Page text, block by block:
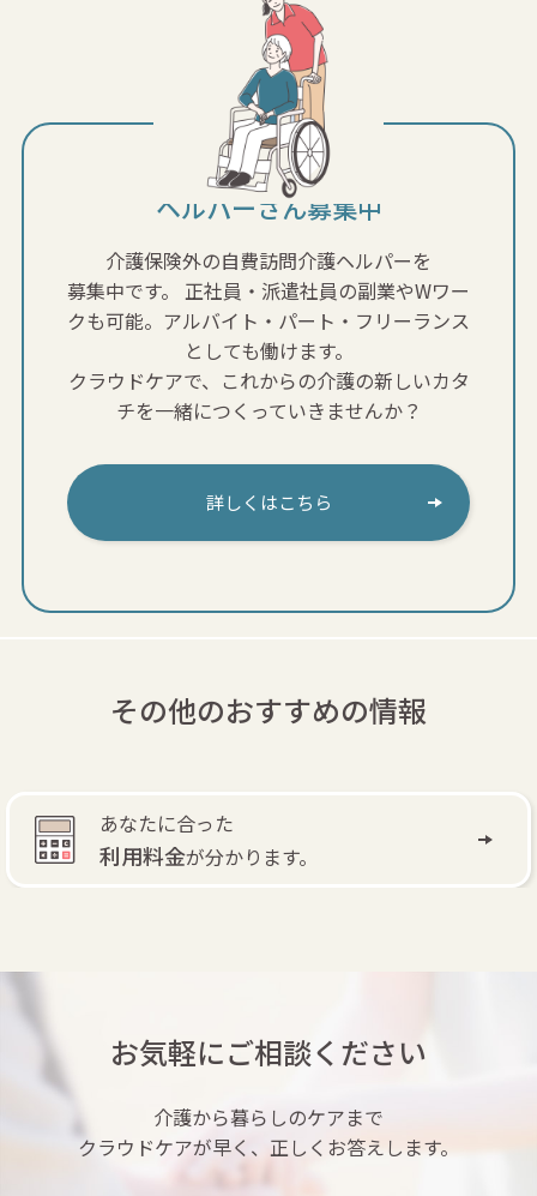
ヘルパーさん募集中
介護保険外の自費訪問介護ヘルパーを
募集中です。
正社員・派遣社員の副業やWワー
クも可能。アルバイト・パート・フリーランス
としても働けます。
クラウドケアで、これからの介護の新しいカタ
チを一緒につくっていきませんか？
詳しくはこちら
その他のおすすめの情報
自費訪問リハビリ
退院後もリハビリできます。
お気軽にご相談ください
介護から暮らしのケアまで
クラウドケアが早く、正しくお答えします。